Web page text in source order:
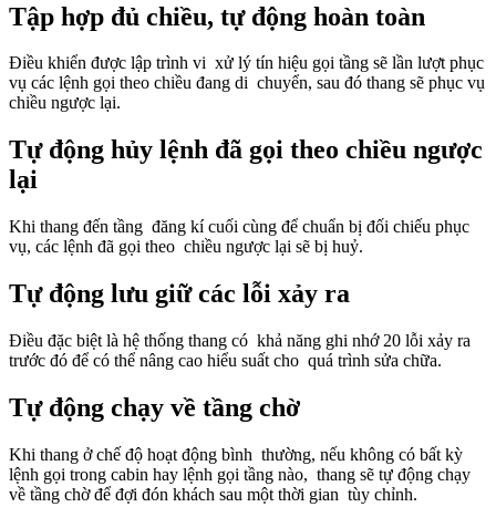
Tập hợp đủ chiều, tự động hoàn toàn
Điều khiển được lập trình vi xử lý tín hiệu gọi tầng sẽ lần lượt phục
vụ các lệnh gọi theo chiều đang di chuyển, sau đó thang sẽ phục vụ
chiều ngược lại.
Tự động hủy lệnh đã gọi theo chiều ngược
lại
Khi thang đến tầng đăng kí cuối cùng để chuẩn bị đối chiếu phục
vụ, các lệnh đã gọi theo chiều ngược lại sẽ bị huỷ.
Tự động lưu giữ các lỗi xảy ra
Điều đặc biệt là hệ thống thang có khả năng ghi nhớ 20 lỗi xảy ra
trước đó để có thể nâng cao hiểu suất cho quá trình sửa chữa.
Tự động chạy về tầng chờ
Khi thang ở chế độ hoạt động bình thường, nếu không có bất kỳ
lệnh gọi trong cabin hay lệnh gọi tầng nào, thang sẽ tự động chạy
về tầng chờ để đợi đón khách sau một thời gian tùy chỉnh.